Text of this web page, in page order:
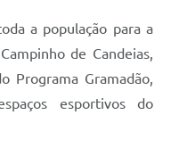
a população para a
de Candeias,
Programa Gramadão,
esportivos do